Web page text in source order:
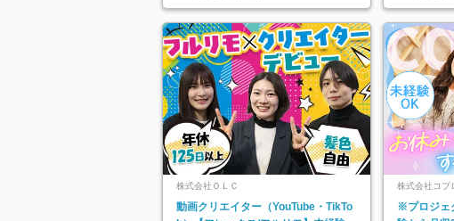
阪府…
株式会社ＯＬＣ
動画クリエイター（YouTube・TikTo
株式会社コプ
ライム上場
社】
※プロジェ